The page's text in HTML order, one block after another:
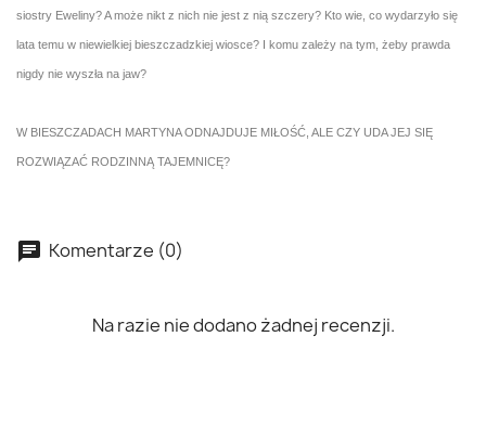
siostry Eweliny? A może nikt z nich nie jest z nią szczery? Kto wie, co wydarzyło się
lata temu w niewielkiej bieszczadzkiej wiosce? I komu zależy na tym, żeby prawda
nigdy nie wyszła na jaw?
W BIESZCZADACH MARTYNA ODNAJDUJE MIŁOŚĆ, ALE CZY UDA JEJ SIĘ
ROZWIĄZAĆ RODZINNĄ TAJEMNICĘ?
Komentarze (0)
Na razie nie dodano żadnej recenzji.